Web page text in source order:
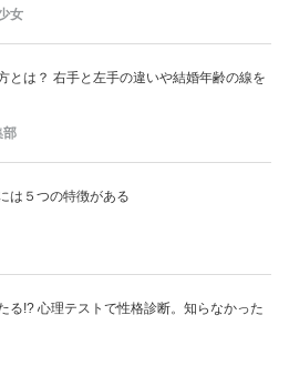
女
とは？ 右手と左手の違いや結婚年齢の線を
部
は５つの特徴がある
る!? 心理テストで性格診断。知らなかった